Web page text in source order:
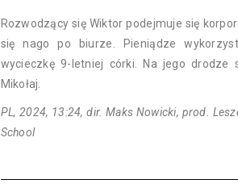
Rozwodzący się Wiktor podejmuje się
się nago po biurze. Pieniądze
wycieczkę 9-letniej córki. Na jego drodze
Mikołaj.
PL, 2024, 13:24, dir. Maks Nowicki, prod.
School